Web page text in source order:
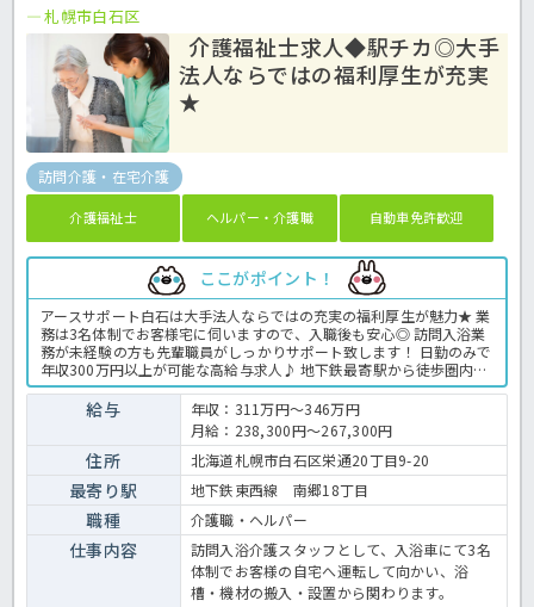
札幌市白石区
介護福祉士求人◆駅チカ◎大手
法人ならではの福利厚生が充実
★
訪問介護・在宅介護
介護福祉士 ヘルパー・介護職 自動車免許歓迎
ここがポイント！
アースサポート白石は大手法人ならではの充実の福利厚生が魅力★ 業
務は3名体制でお客様宅に伺いますので、入職後も安心◎ 訪問入浴業
務が未経験の方も先輩職員がしっかりサポート致します！ 日勤のみで
年収300万円以上が可能な高給与求人♪ 地下鉄最寄駅から徒歩圏内
で、通勤面での負担が少ないのも魅力ですよ◎ ご興味のある方はほっ
介護までお問い合わせください。 訪問入浴での介護業務全般です。
＜介護職 正職員 訪問入浴の求人＞
給与
年収：311万円～346万円
月給：238,300円～267,300円
住所 北海道札幌市白石区栄通20丁目9-20
最寄り駅 地下鉄東西線 南郷18丁目
職種 介護職・ヘルパー
仕事内容
訪問入浴介護スタッフとして、入浴車にて3名
体制でお客様の自宅へ運転して向かい、浴
槽・機材の搬入・設置から関わります。